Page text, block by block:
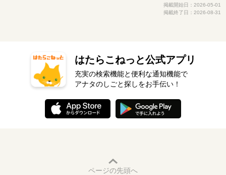
掲載開始日：2026-05-01
掲載終了日：2026-08-31
はたらこねっと公式アプリ
充実の検索機能と便利な通知機能で
アナタのしごと探しをお手伝い！
ページの先頭へ